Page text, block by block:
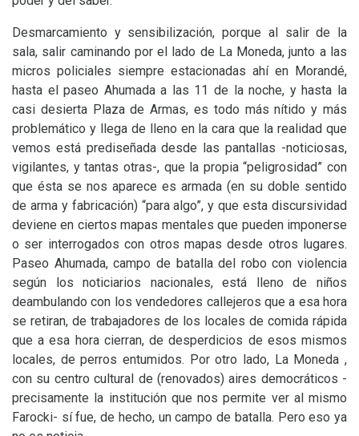
Desmarcamiento y sensibilización, porque al salir de la
sala, salir caminando por el lado de La Moneda, junto a las
micros policiales siempre estacionadas ahí en Morandé,
hasta el paseo Ahumada a las 11 de la noche, y hasta la
casi desierta Plaza de Armas, es todo más nítido y más
problemático y llega de lleno en la cara que la realidad que
vemos está prediseñada desde las pantallas -noticiosas,
vigilantes, y tantas otras-, que la propia “peligrosidad” con
que ésta se nos aparece es armada (en su doble sentido
de arma y fabricación) “para algo”, y que esta discursividad
deviene en ciertos mapas mentales que pueden imponerse
o ser interrogados con otros mapas desde otros lugares.
Paseo Ahumada, campo de batalla del robo con violencia
según los noticiarios nacionales, está lleno de niños
deambulando con los vendedores callejeros que a esa hora
se retiran, de trabajadores de los locales de comida rápida
que a esa hora cierran, de desperdicios de esos mismos
locales, de perros entumidos. Por otro lado, La Moneda ,
con su centro cultural de (renovados) aires democráticos -
precisamente la institución que nos permite ver al mismo
Farocki- sí fue, de hecho, un campo de batalla. Pero eso ya